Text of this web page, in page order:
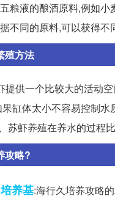
粮液的酿酒原料,例如小
不同的原料,可以获得不
殖方法
提供一个比较大的活动
缸体太小不容易控制水
苏虾养殖在养水的过程比
攻略?
培养基:海行久培养攻略